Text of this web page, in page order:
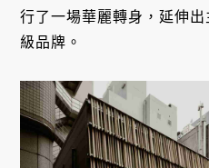
行了一場華麗轉身，延伸
級品牌。